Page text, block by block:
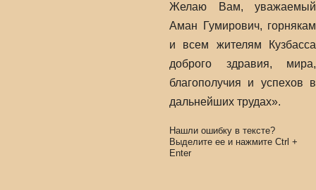
Желаю Вам, уважаемый
Аман Гумирович, горнякам
и всем жителям Кузбасса
доброго здравия, мира,
благополучия и успехов в
дальнейших трудах».
Нашли ошибку в тексте?
Выделите ее и нажмите Ctrl +
Enter